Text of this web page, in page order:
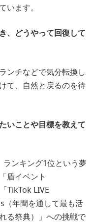
います。
、どうやって回復して
ンチなどで気分転換し
て、自然と戻るのを待
いことや目標を教えて
ランキング1位という夢
盾イベント
TikTok LIVE
（年間を通して最も活
る祭典）」への挑戦で